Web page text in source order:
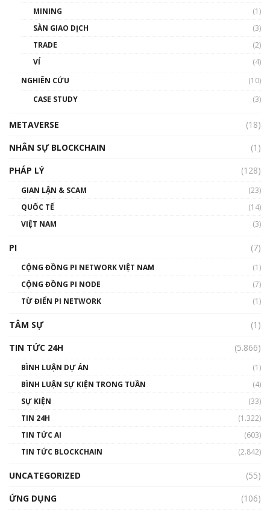
thống & Crypto qua các cuộc chiến | Phổ cập
01:32:59
gió ấm
Talkshow 14: MemeCoin – Trò đùa tỷ đô
01:29:26
MINING
(1)
SÀN GIAO DỊCH
(3)
TRADE
(2)
VÍ
(4)
NGHIÊN CỨU
(10)
CASE STUDY
(3)
METAVERSE
(18)
NHÂN SỰ BLOCKCHAIN
(1)
PHÁP LÝ
(128)
GIAN LẬN & SCAM
(23)
QUỐC TẾ
(14)
VIỆT NAM
(3)
PI (7)
CỘNG ĐỒNG PI NETWORK VIỆT NAM
(1)
CỘNG ĐỒNG PI NODE
(7)
TỪ ĐIỂN PI NETWORK
(1)
TÂM SỰ
(1)
TIN TỨC 24H
(5.866)
BÌNH LUẬN DỰ ÁN
(1)
BÌNH LUẬN SỰ KIỆN TRONG TUẦN
(4)
SỰ KIỆN
(33)
TIN 24H
(1.322)
TIN TỨC AI
(603)
TIN TỨC BLOCKCHAIN
(2.842)
UNCATEGORIZED
(55)
ỨNG DỤNG
(106)